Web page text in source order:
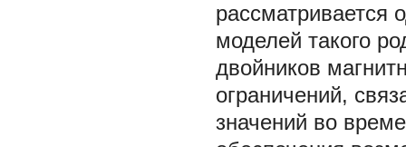
рассматривается
моделей такого
двойников
ограничений,
значений во